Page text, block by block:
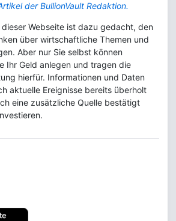
der BullionVault Redaktion.
dieser Webseite ist dazu gedacht, den
über wirtschaftliche Themen und
Aber nur Sie selbst können
Ihr Geld anlegen und tragen die
hierfür. Informationen und Daten
aktuelle Ereignisse bereits überholt
eine zusätzliche Quelle bestätigt